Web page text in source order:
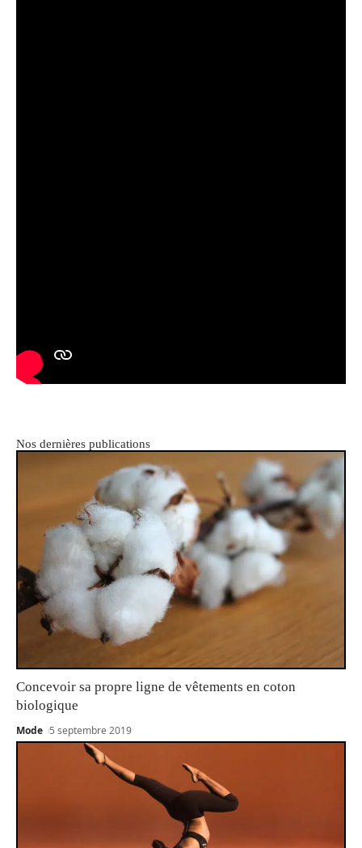
Nos dernières publications
Concevoir sa propre ligne de vêtements en coton
biologique
Mode 5 septembre 2019